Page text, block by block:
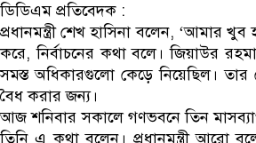
ডিডিএম প্রতিবেদক :
প্রধানমন্ত্রী শেখ হাসিনা বলেন, ‘আমার
করে, নির্বাচনের কথা বলে। জিয়াউর
সমস্ত অধিকারগুলো কেড়ে নিয়েছিল। তার
বৈধ করার জন্য।
আজ শনিবার সকালে গণভবনে তিন
তিনি এ কথা বলেন। প্রধানমন্ত্রী আরো